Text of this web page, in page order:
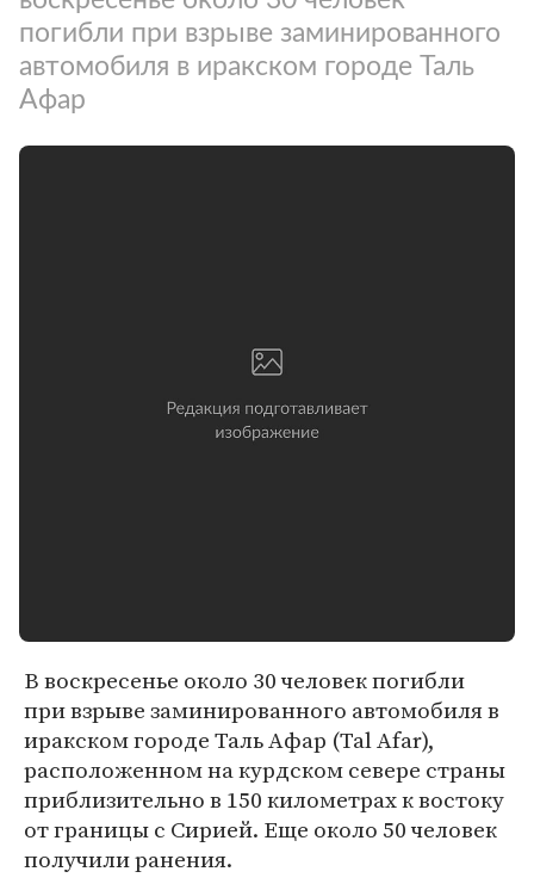
погибли при взрыве заминированного
автомобиля в иракском городе Таль
Афар
В воскресенье около 30 человек погибли
при взрыве заминированного автомобиля в
иракском городе Таль Афар (Tal Afar),
расположенном на курдском севере страны
приблизительно в 150 километрах к востоку
от границы с Сирией. Еще около 50 человек
получили ранения.